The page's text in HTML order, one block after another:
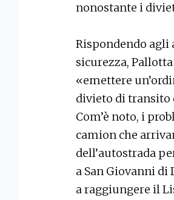
nonostante i
Rispondendo agli
sicurezza,
«emettere
divieto di
Com’è noto, i
camion che
dell’autostrada
a San Giovanni di
a raggiungere il